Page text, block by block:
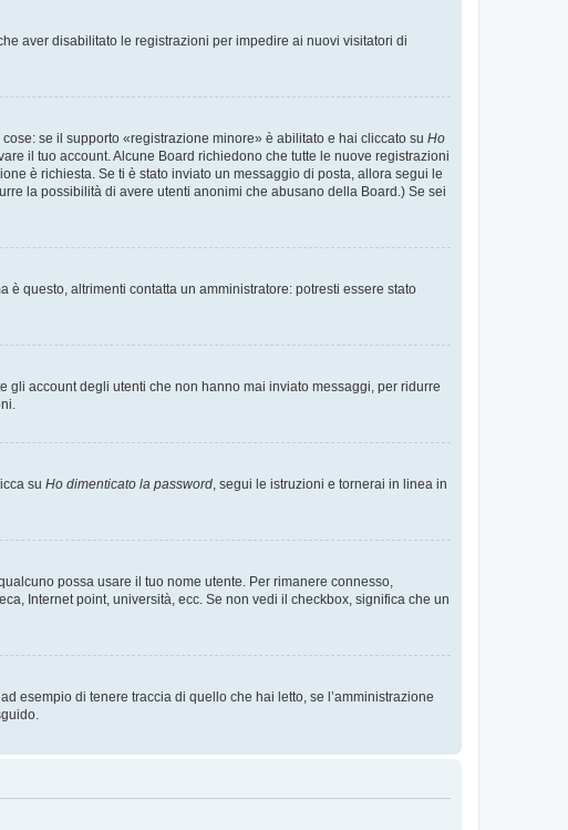
aver disabilitato le registrazioni per impedire ai nuovi visitatori di
se il supporto «registrazione minore» è abilitato e hai cliccato su Ho
il tuo account. Alcune Board richiedono che tutte le nuove registrazioni
è richiesta. Se ti è stato inviato un messaggio di posta, allora segui le
la possibilità di avere utenti anonimi che abusano della Board.) Se sei
questo, altrimenti contatta un amministratore: potresti essere stato
account degli utenti che non hanno mai inviato messaggi, per ridurre
su Ho dimenticato la password, segui le istruzioni e tornerai in linea in
possa usare il tuo nome utente. Per rimanere connesso,
Internet point, università, ecc. Se non vedi il checkbox, significa che un
esempio di tenere traccia di quello che hai letto, se l’amministrazione